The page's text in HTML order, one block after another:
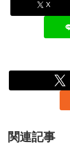
X
関連記事